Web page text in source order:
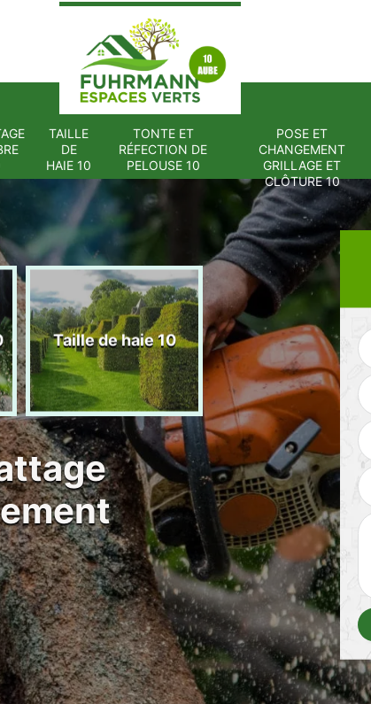
TAILLE
DE
HAIE 10
TONTE ET
RÉFECTION DE
PELOUSE 10
POSE ET
CHANGEMENT
GRILLAGE ET
CLÔTURE 10
Taille de haie 10
Tonte et réfection
de pelouse 10